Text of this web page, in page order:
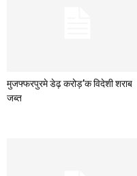
मुजफ्फरपुरमे डेढ़ करोड़’क विदेशी शराब
जब्त